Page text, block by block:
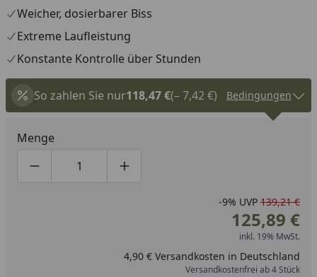
Weicher, dosierbarer Biss
Extreme Laufleistung
Konstante Kontrolle über Stunden
So zahlen Sie nur118,47 €(– 7,42 €) Bedingungen
Menge
Produktmenge um eins verringern
Produktmenge manuell eingeben
Produktmenge um eins erhöhen
-9% UVP 139,21 €
125,89 €
inkl. 19% MwSt.
4,90 € Versandkosten in Deutschland
Versandkostenfrei ab 4 Stück